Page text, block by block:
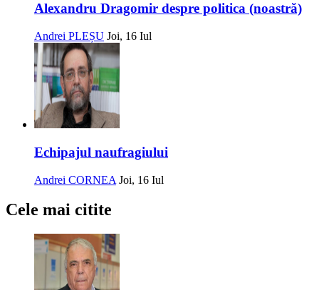
Alexandru Dragomir despre politica (noastră)
Andrei PLEȘU Joi, 16 Iul
Echipajul naufragiului
Andrei CORNEA Joi, 16 Iul
Cele mai citite